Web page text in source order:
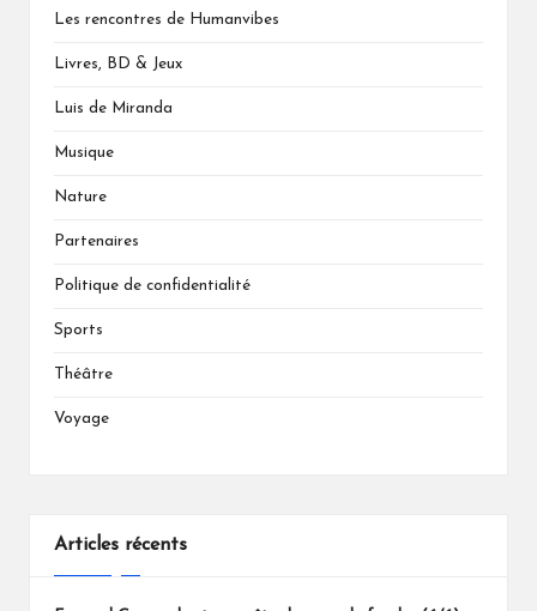
Les rencontres de Humanvibes
Livres, BD & Jeux
Luis de Miranda
Musique
Nature
Partenaires
Politique de confidentialité
Sports
Théâtre
Voyage
Articles récents